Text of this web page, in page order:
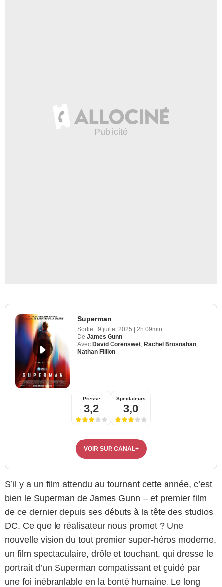
Superman
Sortie : 9 juillet 2025 | 2h 09min
De James Gunn
Avec David Corenswet Rachel Brosnahan
Nathan Fillion
Presse
3,2
Spectateurs
3,0
VOIR SUR CANAL+
S’il y a un film attendu au tournant cette année, c’est
bien le Superman de James Gunn – et premier film
de ce dernier depuis ses débuts à la tête des studios
DC. Ce que le réalisateur nous promet ? Une
nouvelle vision du tout premier super-héros moderne,
un film spectaculaire, drôle et touchant, qui dresse le
portrait d’un Superman compatissant et guidé par
une foi inébranlable en la bonté humaine. Le long